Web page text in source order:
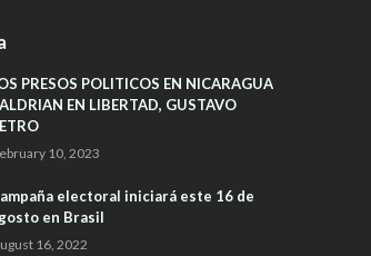
PRESOS POLITICOS EN NICARAGUA
EN LIBERTAD, GUSTAVO
10, 2023
electoral iniciará este 16 de
en Brasil
16, 2022